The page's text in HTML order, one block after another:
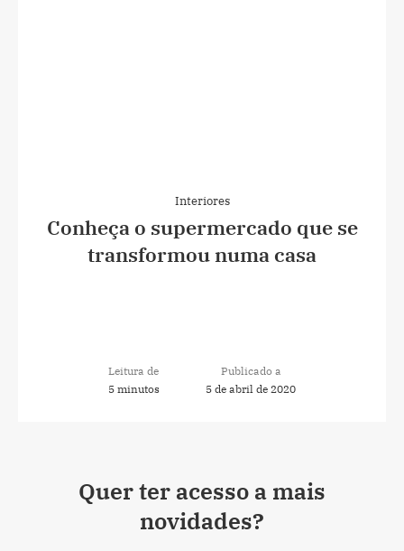
Interiores
Conheça o supermercado que se
transformou numa casa
Leitura de
5 minutos
Publicado a
5 de abril de 2020
Quer ter acesso a mais
novidades?